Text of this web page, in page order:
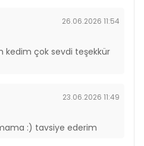
26.06.2026 11:54
kedim çok sevdi teşekkür
23.06.2026 11:49
:) tavsiye ederim